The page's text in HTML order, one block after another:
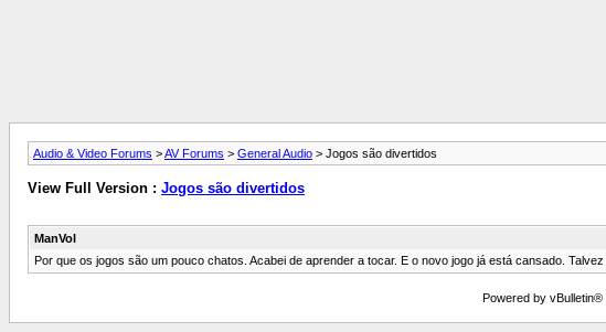
Audio & Video Forums >AV Forums > General Audio > Jogos são divertidos
View Full Version : Jogos são divertidos
ManVol
Por que os jogos são um pouco chatos. Acabei de aprender a tocar. E o novo jogo já está cansado.
Powered by vBulletin®